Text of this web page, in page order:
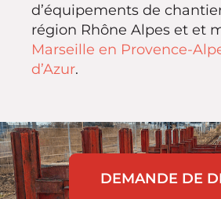
d’équipements de
région Rhône Alpes et et
Marseille en Provence-
d’Azur.
DEMANDE DE